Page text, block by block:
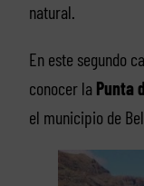
natural.
En este segundo
conocer la Punta
el municipio de